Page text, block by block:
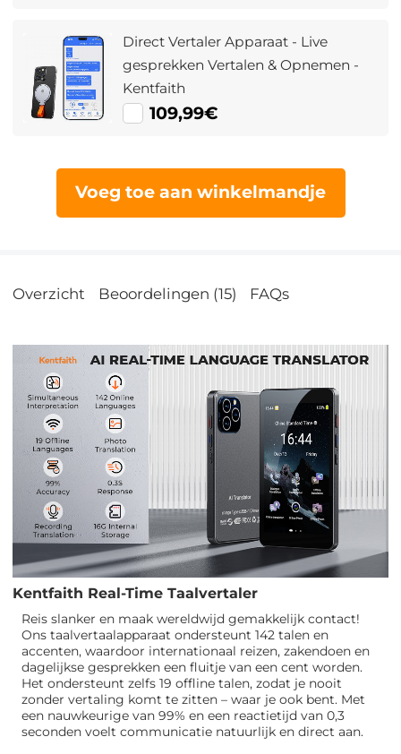
Direct Vertaler Apparaat - Live
gesprekken Vertalen & Opnemen -
Kentfaith
109,99€
Voeg toe aan winkelmandje
Overzicht Beoordelingen (15) FAQs
Kentfaith Real-Time Taalvertaler
Reis slanker en maak wereldwijd gemakkelijk contact!
Ons taalvertaalapparaat ondersteunt 142 talen en
accenten, waardoor internationaal reizen, zakendoen en
dagelijkse gesprekken een fluitje van een cent worden.
Het ondersteunt zelfs 19 offline talen, zodat je nooit
zonder vertaling komt te zitten – waar je ook bent. Met
een nauwkeurige van 99% en een reactietijd van 0,3
seconden voelt communicatie natuurlijk en direct aan.